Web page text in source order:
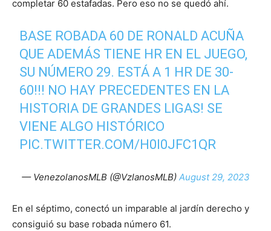
completar 60 estafadas. Pero eso no se quedó ahí.
BASE ROBADA 60 DE RONALD ACUÑA
QUE ADEMÁS TIENE HR EN EL JUEGO,
SU NÚMERO 29. ESTÁ A 1 HR DE 30-
60!!! NO HAY PRECEDENTES EN LA
HISTORIA DE GRANDES LIGAS! SE
VIENE ALGO HISTÓRICO
PIC.TWITTER.COM/H0I0JFC1QR
— VenezolanosMLB (@VzlanosMLB) August 29, 2023
En el séptimo, conectó un imparable al jardín derecho y
consiguió su base robada número 61.